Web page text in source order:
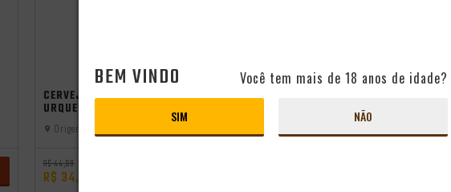
CERVEJA TCHECA PILSNER
URQUELL LATA 500ML
Origem:
R$ 44,98
R$ 34,98
Promocoes
Aniversario
Saldão Junino
Seleção MAR26
BEM VINDO Você tem mais de 18 anos de idade?
SIM NÃO